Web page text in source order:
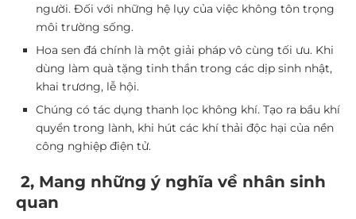
người. Đối với những hệ lụy của việc không tôn trọng
môi trường sống.
Hoa sen đá chính là một giải pháp vô cùng tối ưu. Khi
dùng làm quà tặng tinh thần trong các dịp sinh nhật,
khai trương, lễ hội.
Chúng có tác dụng thanh lọc không khí. Tạo ra bầu khí
quyển trong lành, khi hút các khí thải độc hại của nền
công nghiệp điện tử.
2, Mang những ý nghĩa về nhân sinh
quan